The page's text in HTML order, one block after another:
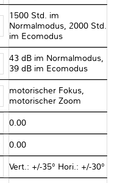
1500 Std. im
Normalmodus, 2000 Std.
im Ecomodus
43 dB im Normalmodus,
39 dB im Ecomodus
motorischer Fokus,
motorischer Zoom
0.00
0.00
Vert.: +/-35° Hori.: +/-30°